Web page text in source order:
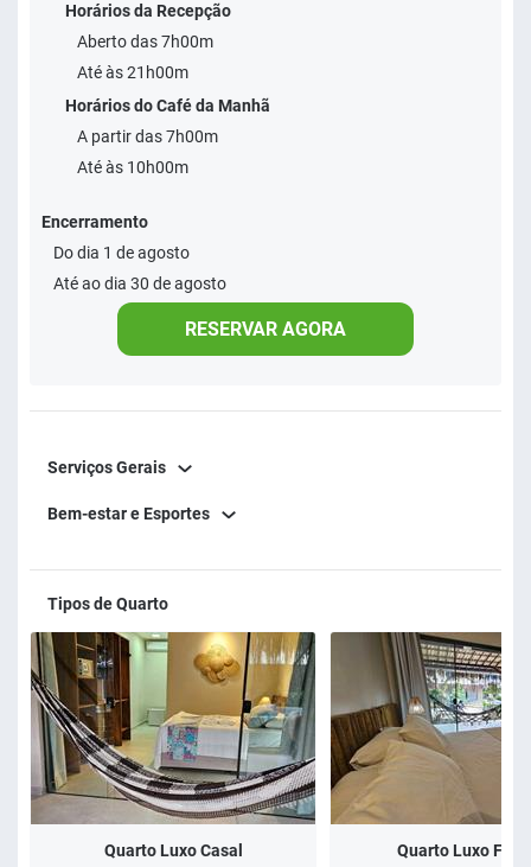
restaurante e lanchonetes além de farmácias, mercados e
diversas lojas. ​
Horários da Recepção
Aberto das 7h00m
Até às 21h00m
Horários do Café da Manhã
A partir das 7h00m
Até às 10h00m
Encerramento
Do dia 1 de agosto
Até ao dia 30 de agosto
RESERVAR AGORA
Serviços Gerais
Bem-estar e Esportes
Tipos de Quarto
Quarto Luxo Casal Quarto Luxo